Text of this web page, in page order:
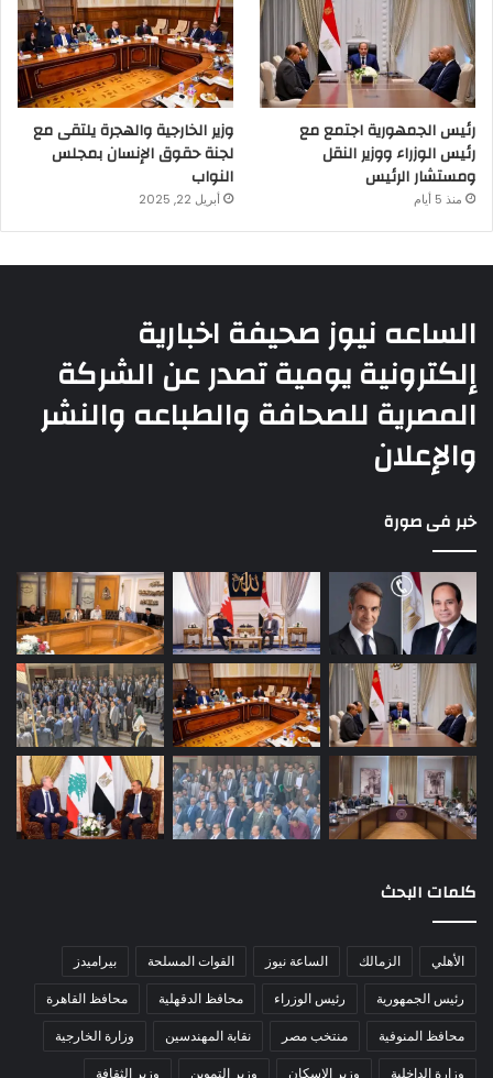
رئيس الجمهورية اجتمع مع
رئيس الوزراء ووزير النقل
ومستشار الرئيس
منذ 5 أيام
وزير الخارجية والهجرة يلتقى مع
لجنة حقوق الإنسان بمجلس
النواب
أبريل 22, 2025
الساعه نيوز صحيفة اخبارية
إلكترونية يومية تصدر عن الشركة
المصرية للصحافة والطباعه والنشر
والإعلان
خبر فى صورة
كلمات البحث
الأهلي الزمالك الساعة نيوز القوات المسلحة
بيراميدز
رئيس الجمهورية
رئيس الوزراء محافظ الدقهلية
محافظ القاهرة
محافظ المنوفية
منتخب مصر نقابة المهندسين
وزارة الخارجية
وزارة الداخلية
وزير الإسكان وزير التموين
وزير الثقافة